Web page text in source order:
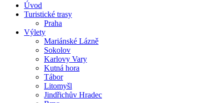
Úvod
Turistické trasy
Praha
Výlety
Mariánské Lázně
Sokolov
Karlovy Vary
Kutná hora
Tábor
Litomyšl
Jindřichův Hradec